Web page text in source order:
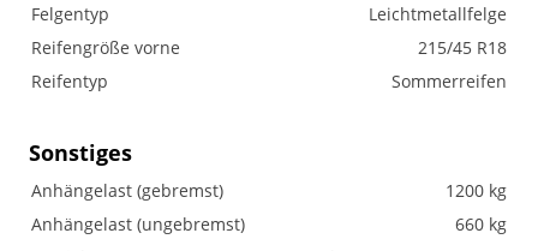
Felgentyp
Leichtmetallfelge
Reifengröße vorne
215/45 R18
Reifentyp
Sommerreifen
Sonstiges
Anhängelast (gebremst)
1200 kg
Anhängelast (ungebremst)
660 kg